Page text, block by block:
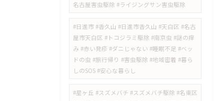
名古屋害虫駆除 #ライジングサン害虫駆除
​#日進市 #香久山 #日進市香久山 #天白区 #名古
屋市天白区 #トコジラミ駆除 #南京虫 #謎の痒
み #赤い発疹 #ダニじゃない #睡眠不足 #ベッ
ドの虫 #旅行帰り #害虫駆除 #地域密着 #暮ら
しのSOS #安心な暮らし
#星ヶ丘 #スズメバチ #スズメバチ駆除 #名東区